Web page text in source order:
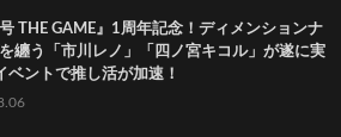
号 THE GAME』1周年記念！ディメンションナ
纏う「市川レノ」「四ノ宮キコル」が遂に実
ベントで推し活が加速！